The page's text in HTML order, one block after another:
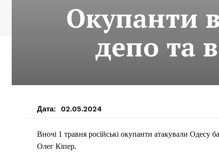
Окупанти
депо та
Дата: 02.05.2024
Вночі 1 травня російські окупанти атакували
Олег Кіпер.